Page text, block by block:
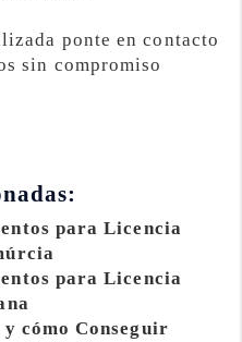
ponte en contacto
sin compromiso
para Licencia
para Licencia
cómo Conseguir